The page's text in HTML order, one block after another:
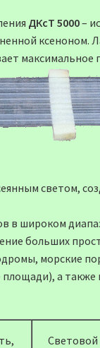
ДКсТ 5000–
ксеноном.
светом,
в широком
больших
морские
а также
Световой